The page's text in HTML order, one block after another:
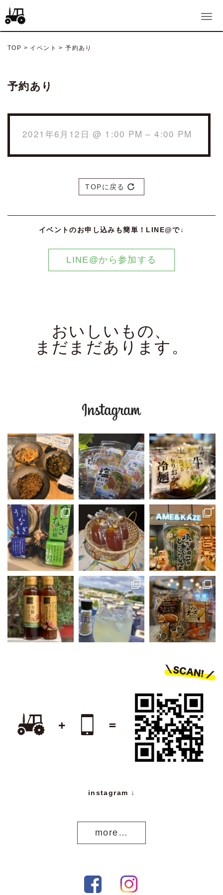
TOP > イベント >予約あり
予約あり
2021年6月12日 @ 1:00 PM – 4:00 PM
TOPに戻る
イベントのお申し込みも簡単！LINE@で↓
LINE@から参加する
おいしいもの、
まだまだあります。
instagram ↓
more…